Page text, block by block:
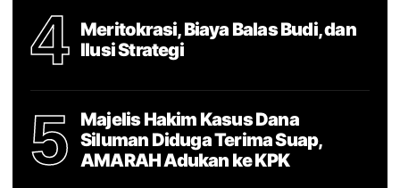
4
Meritokrasi, Biaya Balas Budi, dan
Ilusi Strategi
5
Majelis Hakim Kasus Dana
Siluman Diduga Terima Suap,
AMARAH Adukan ke KPK